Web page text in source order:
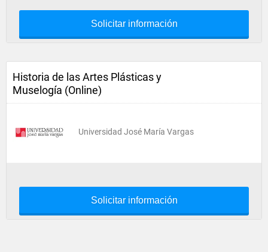
Solicitar información
Historia de las Artes Plásticas y
Muselogía (Online)
Universidad José María Vargas
Solicitar información